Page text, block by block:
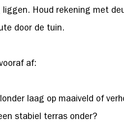
liggen. Houd rekening met
door de tuin.
af:
laag op maaiveld of
stabiel terras onder?